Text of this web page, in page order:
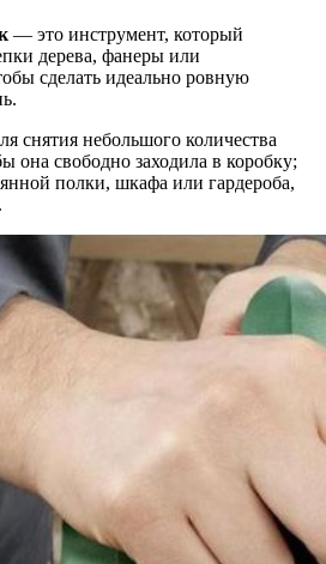
— это инструмент, который
дерева, фанеры или
сделать идеально ровную
снятия небольшого количества
она свободно заходила в коробку;
полки, шкафа или гардероба,